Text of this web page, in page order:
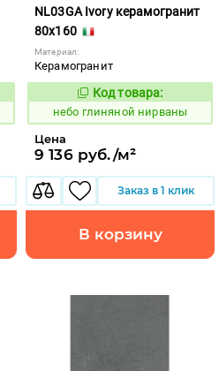
NL03GA Ivory керамогранит
80x160
Материал:
Керамогранит
1111559
Код товара:
небо глиняной нирваны
Цена
9 136 руб./м²
Заказ в 1 клик
В корзину